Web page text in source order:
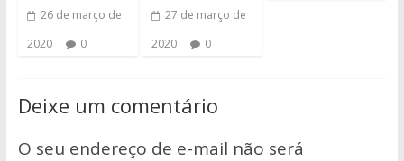
26 de março de
2020
0
27 de março de
2020
0
Deixe um comentário
O seu endereço de e-mail não será